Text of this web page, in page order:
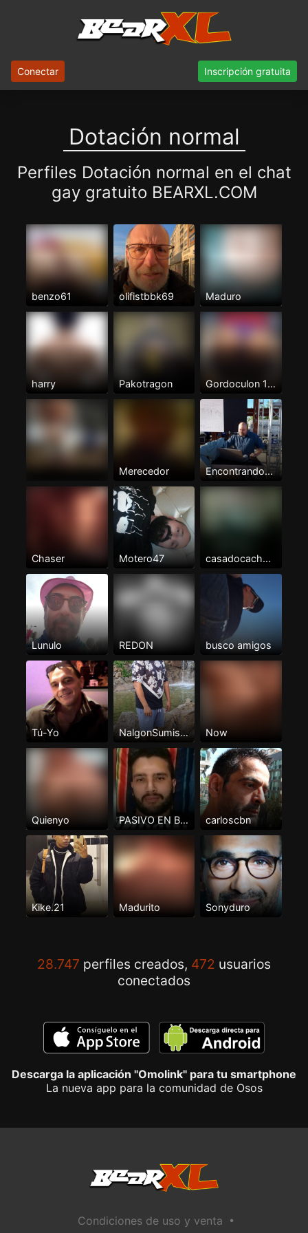
Conectar Inscripción gratuita
Dotación normal
Perfiles Dotación normal en el chat
gay gratuito BEARXL.COM
benzo61 olifistbbk69 Maduro
harry Pakotragon Gordoculon 100%pasivo
Merecedor Encontrando...
Chaser Motero47 casadocachonzgza
Lunulo REDON busco amigos
Tú-Yo NalgonSumisoTenerife Now
Quienyo PASIVO EN BUSCA DE ACTIVO carloscbn
Kike.21 Madurito Sonyduro
28.747 perfiles creados, 472 usuarios
conectados
Descarga la aplicación "Omolink" para tu smartphone
La nueva app para la comunidad de Osos
Condiciones de uso y venta •